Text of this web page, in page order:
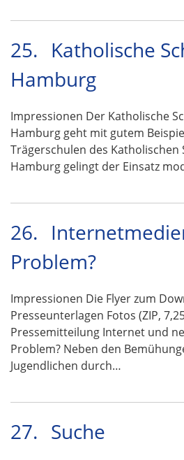
25. Katholische
Hamburg
Impressionen Der Katholische
Hamburg geht mit gutem
Trägerschulen des Katholischen
Hamburg gelingt der Einsatz
26.
Problem?
Impressionen Die Flyer zum
Presseunterlagen Fotos (ZIP,
Pressemitteilung Internet und
Problem? Neben den
Jugendlichen durch…
27. Suche